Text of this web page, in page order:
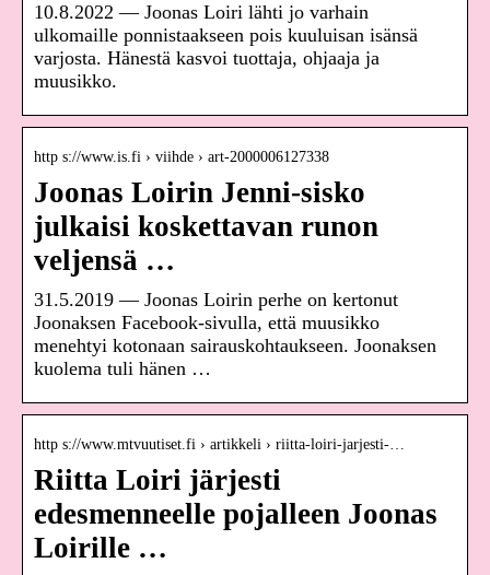
10.8.2022 — Joonas Loiri lähti jo varhain
ulkomaille ponnistaakseen pois kuuluisan isänsä
varjosta. Hänestä kasvoi tuottaja, ohjaaja ja
muusikko.
http s://www.is.fi › viihde › art-2000006127338
Joonas Loirin Jenni-sisko
julkaisi koskettavan runon
veljensä …
31.5.2019 — Joonas Loirin perhe on kertonut
Joonaksen Facebook-sivulla, että muusikko
menehtyi kotonaan sairauskohtaukseen. Joonaksen
kuolema tuli hänen …
http s://www.mtvuutiset.fi › artikkeli › riitta-loiri-jarjesti-…
Riitta Loiri järjesti
edesmenneelle pojalleen Joonas
Loirille …